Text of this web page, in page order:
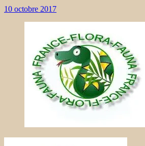
10 octobre 2017